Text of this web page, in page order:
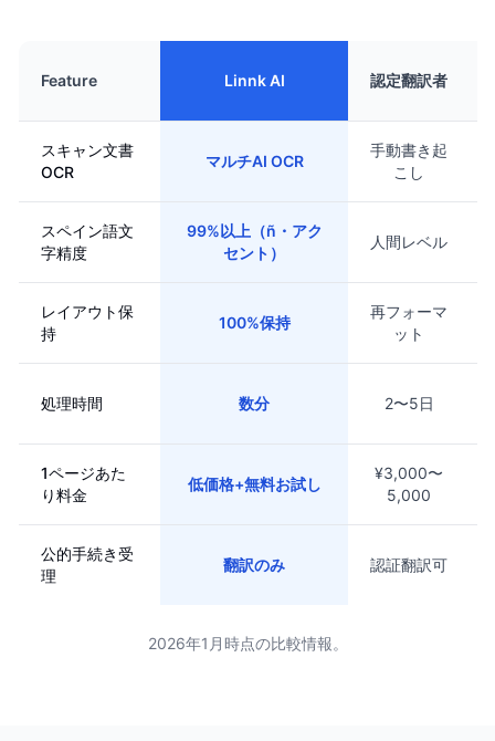
Feature Linnk AI 認定翻訳者
スキャン文書
OCR
マルチAI OCR
手動書き起
こし
スペイン語文
字精度
99%以上（ñ・アク
セント）
人間レベル
レイアウト保
持
100%保持
再フォーマ
ット
処理時間 数分 2〜5日
1ページあた
り料金
低価格+無料お試し
¥3,000〜
5,000
公的手続き受
理
翻訳のみ 認証翻訳可
2026年1月時点の比較情報。